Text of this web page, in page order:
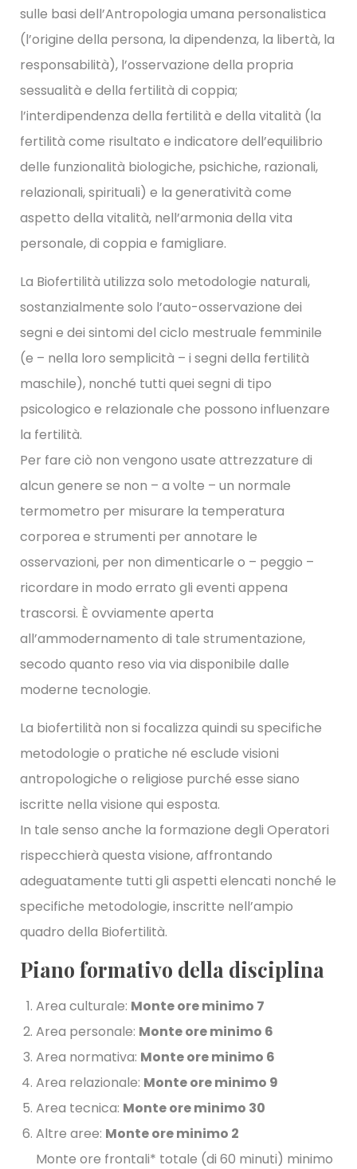
sulle basi dell’Antropologia umana personalistica
(l’origine della persona, la dipendenza, la libertà, la
responsabilità), l’osservazione della propria
sessualità e della fertilità di coppia;
l’interdipendenza della fertilità e della vitalità (la
fertilità come risultato e indicatore dell’equilibrio
delle funzionalità biologiche, psichiche, razionali,
relazionali, spirituali) e la generatività come
aspetto della vitalità, nell’armonia della vita
personale, di coppia e famigliare.
La Biofertilità utilizza solo metodologie naturali,
sostanzialmente solo l’auto-osservazione dei
segni e dei sintomi del ciclo mestruale femminile
(e – nella loro semplicità – i segni della fertilità
maschile), nonché tutti quei segni di tipo
psicologico e relazionale che possono influenzare
la fertilità.
Per fare ciò non vengono usate attrezzature di
alcun genere se non – a volte – un normale
termometro per misurare la temperatura
corporea e strumenti per annotare le
osservazioni, per non dimenticarle o – peggio –
ricordare in modo errato gli eventi appena
trascorsi. È ovviamente aperta
all’ammodernamento di tale strumentazione,
secodo quanto reso via via disponibile dalle
moderne tecnologie.
La biofertilità non si focalizza quindi su specifiche
metodologie o pratiche né esclude visioni
antropologiche o religiose purché esse siano
iscritte nella visione qui esposta.
In tale senso anche la formazione degli Operatori
rispecchierà questa visione, affrontando
adeguatamente tutti gli aspetti elencati nonché le
specifiche metodologie, inscritte nell’ampio
quadro della Biofertilità.
Piano formativo della disciplina
Area culturale: Monte ore minimo 7
Area personale: Monte ore minimo 6
Area normativa: Monte ore minimo 6
Area relazionale: Monte ore minimo 9
Area tecnica: Monte ore minimo 30
Altre aree: Monte ore minimo 2
Monte ore frontali* totale (di 60 minuti) minimo